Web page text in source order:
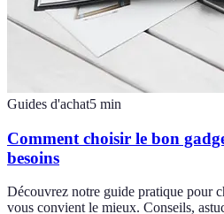
Guides d'achat5 min
Comment choisir le bon
besoins
Découvrez notre guide pratique pour
vous convient le mieux. Conseils,